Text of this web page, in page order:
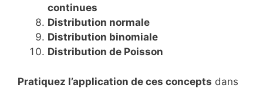
continues
Distribution normale
Distribution binomiale
Distribution de Poisson
Pratiquez l’application de ces concepts dans